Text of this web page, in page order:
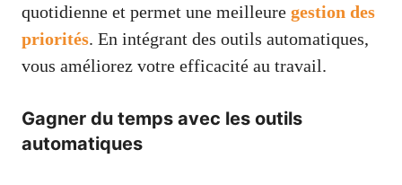
quotidienne et permet une meilleure gestion des
priorités. En intégrant des outils automatiques,
vous améliorez votre efficacité au travail.
Gagner du temps avec les outils
automatiques